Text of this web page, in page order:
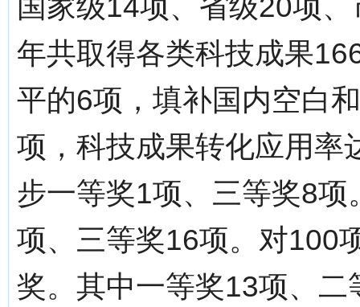
国家级14项、省级20项
年共取得各类科技成果
平的6项，填补国内空白
项，科技成果转化应用率
步一等奖1项、三等奖8
项、三等奖16项。对100
奖。其中一等奖13项、